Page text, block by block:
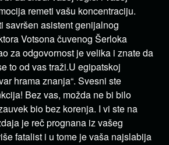
remeti vašu koncentraciju.
savršen asistent genijalnog
Votsona čuvenog Šerloka
za odgovornost je velika i znate da
to od vas traži.U egipatskoj
hrama znanja“. Svesni ste
Bez vas, možda ne bi bilo
bio bez korenja. I vi ste na
je reč prognana iz vašeg
fatalist i u tome je vaša najslabija